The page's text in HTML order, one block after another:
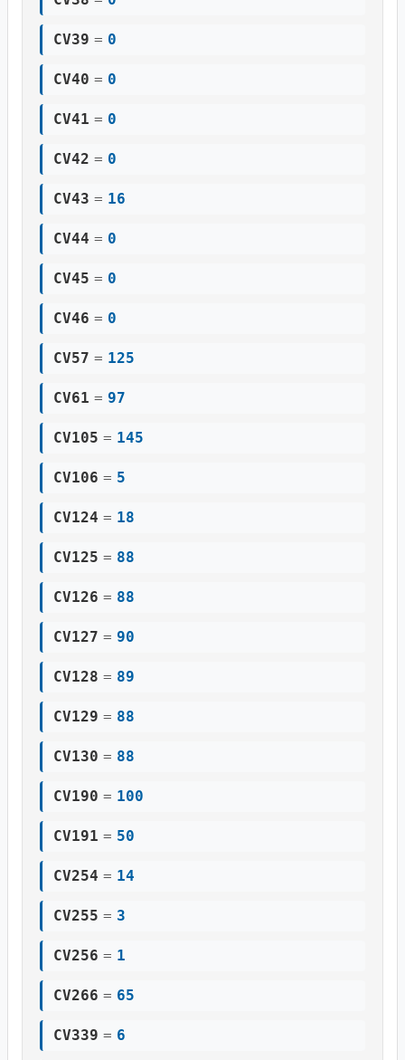
CV39 = 0
CV40 = 0
CV41 = 0
CV42 = 0
CV43 = 16
CV44 = 0
CV45 = 0
CV46 = 0
CV57 = 125
CV61 = 97
CV105 = 145
CV106 = 5
CV124 = 18
CV125 = 88
CV126 = 88
CV127 = 90
CV128 = 89
CV129 = 88
CV130 = 88
CV190 = 100
CV191 = 50
CV254 = 14
CV255 = 3
CV256 = 1
CV266 = 65
CV339 = 6